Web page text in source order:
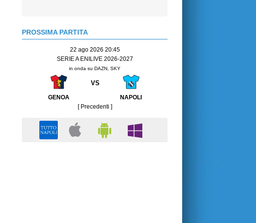
PROSSIMA PARTITA
22 ago 2026 20:45
SERIE A ENILIVE 2026-2027
in onda su DAZN, SKY
VS
GENOA
NAPOLI
[ Precedenti ]